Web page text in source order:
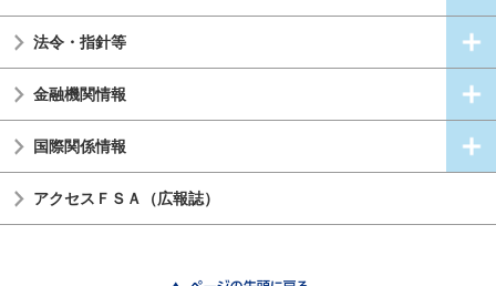
法令・指針等
金融機関情報
国際関係情報
アクセスＦＳＡ（広報誌）